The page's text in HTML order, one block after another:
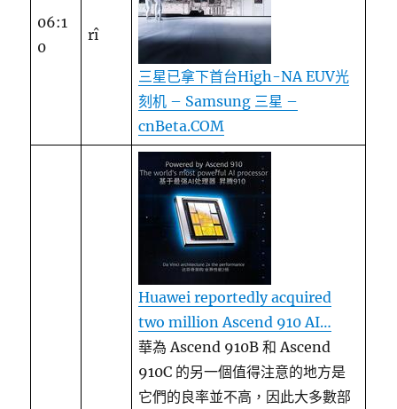
06:1
0
rî
三星已拿下首台High-NA EUV光
刻机 – Samsung 三星 –
cnBeta.COM
Huawei reportedly acquired
two million Ascend 910 AI…
華為 Ascend 910B 和 Ascend
910C 的另一個值得注意的地方是
它們的良率並不高，因此大多數部